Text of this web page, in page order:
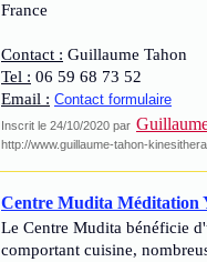
France
Contact : Guillaume Tahon
Tel : 06 59 68 73 52
Email : Contact formulaire
Inscrit le 24/10/2020 par
http://www.guillaume-tahon-
Centre Mudita Méditation
Le Centre Mudita bénéficie
comportant cuisine,